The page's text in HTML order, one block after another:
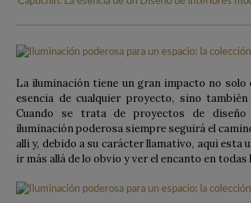
La iluminación tiene un gran impacto no solo
esencia de cualquier proyecto, sino
Cuando se trata de proyectos de
iluminación poderosa siempre seguirá el
allí y, debido a su carácter llamativo, aqui esta
ir más allá de lo obvio y ver el encanto en todas